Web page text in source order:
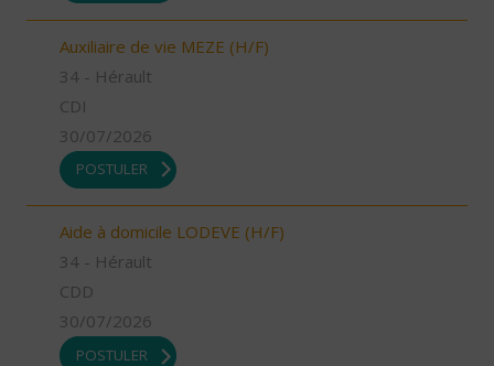
Auxiliaire de vie MEZE (H/F)
34 - Hérault
CDI
30/07/2026
POSTULER
Aide à domicile LODEVE (H/F)
34 - Hérault
CDD
30/07/2026
POSTULER